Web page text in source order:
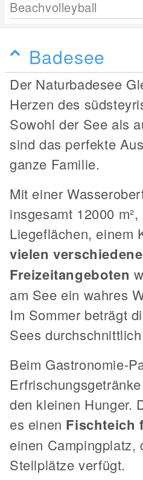
Beachvolleyball
Badesee
Der Naturbadesee
Herzen des
Sowohl der See als
sind das perfekte
ganze Familie.
Mit einer
insgesamt 12000
Liegeflächen, einem
vielen
Freizeitangeboten
am See ein wahres
Im Sommer beträgt
Sees
Beim Gastronomie-
den kleinen Hunger.
es einen Fischteich
einen Campingplatz,
Stellplätze verfügt.